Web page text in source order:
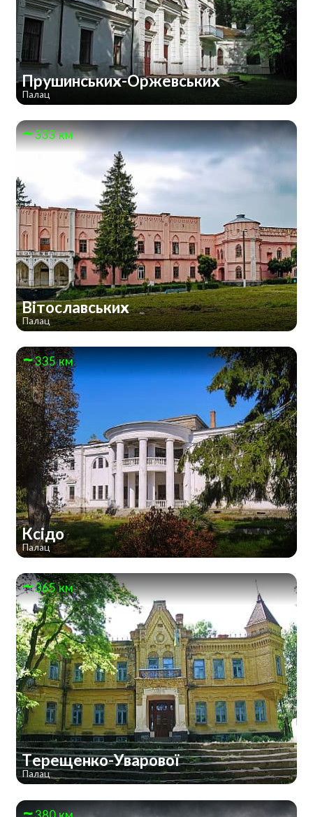
Прушинських-Оржевських
Палац
333 км
Вітославських
Палац
335 км
Ксідо
Палац
365 км
Терещенко-Уварової
Палац